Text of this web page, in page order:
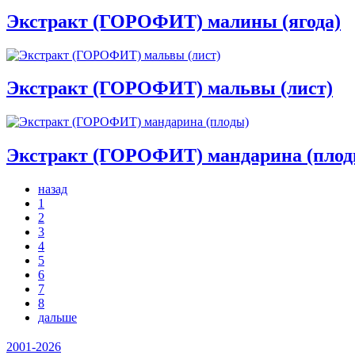
Экстракт (ГОРОФИТ) малины (ягода)
Экстракт (ГОРОФИТ) мальвы (лист)
Экстракт (ГОРОФИТ) мандарина
назад
1
2
3
4
5
6
7
8
дальше
2001-2026